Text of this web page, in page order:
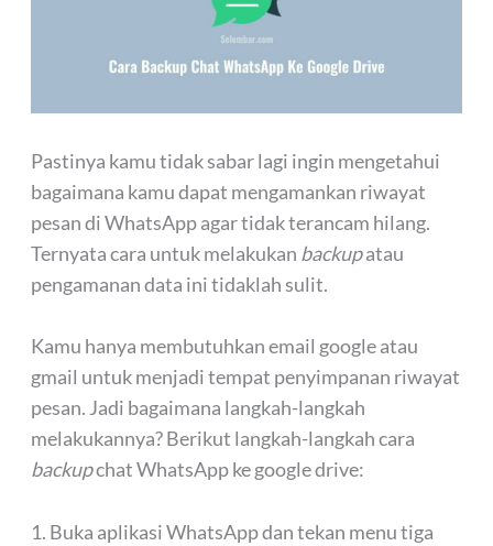
Pastinya kamu tidak sabar lagi ingin mengetahui
bagaimana kamu dapat mengamankan riwayat
pesan di WhatsApp agar tidak terancam hilang.
Ternyata cara untuk melakukan backupatau
pengamanan data ini tidaklah sulit.
Kamu hanya membutuhkan email google atau
gmail untuk menjadi tempat penyimpanan riwayat
pesan. Jadi bagaimana langkah-langkah
melakukannya? Berikut langkah-langkah cara
backupchat WhatsApp ke google drive:
1. Buka aplikasi WhatsApp dan tekan menu tiga